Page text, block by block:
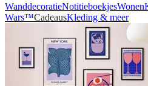
WanddecoratieNotitieboekjesWonen
Wars™CadeausKleding & meer